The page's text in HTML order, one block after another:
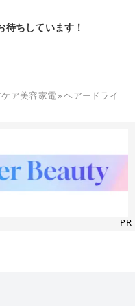
ちしています！
ア美容家電»ヘアードライ
PR